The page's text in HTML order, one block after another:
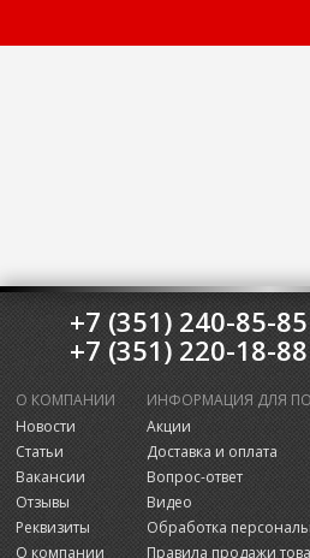
+7 (351) 240-85-85
+7 (351) 220-18-88
О КОМПАНИИ
Новости
Статьи
Вакансии
Отзывы
Реквизиты
О компании
ИНФОРМАЦИЯ ДЛЯ
Акции
Доставка и оплата
Вопрос-ответ
Видео
Обработка
Правила продажи